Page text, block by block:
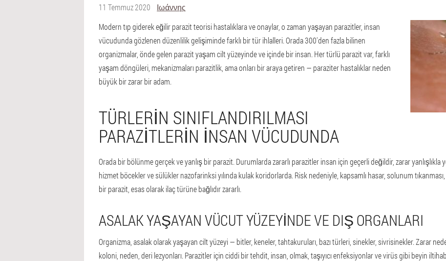
11 Temmuz 2020
Ιωάννης
Modern tıp giderek eğilir parazit teorisi hastalıklara ve onaylar, o zaman yaşayan parazitler, insan
vücudunda gözlenen düzenlilik gelişiminde farklı bir tür ihlalleri. Orada 300'den fazla bilinen
organizmalar, önde gelen parazit yaşam cilt yüzeyinde ve içinde bir insan. Her türlü parazit var, farklı
yaşam döngüleri, mekanizmaları parazitlik, ama onları bir araya getiren — paraziter hastalıklar neden
büyük bir zarar bir adam.
TÜRLERIN SINIFLANDIRILMASI
PARAZITLERIN INSAN VÜCUDUNDA
Orada bir bölünme gerçek ve yanlış bir parazit. Durumlarda zararlı parazitler insan için geçerli değildir, zarar yanlışlıkla
hizmet böcekler ve sülükler nazofarinksi yılında kulak koridorlarda. Risk nedeniyle, kapsamlı hasar, solunum
bir parazit, esas olarak ilaç türüne bağlıdır zararlı.
ASALAK YAŞAYAN VÜCUT YÜZEYINDE VE DIŞ ORGANLARI
Organizma, asalak olarak yaşayan cilt yüzeyi — bitler, keneler, tahtakuruları, bazı türleri, sinekler, sivrisinekler. Zarar
koloni, neden, deri lezyonları. Parazitler için ciddi bir tehdit, insan, olmak, taşıyıcı enfeksiyonlar ve virüs gibi beyin